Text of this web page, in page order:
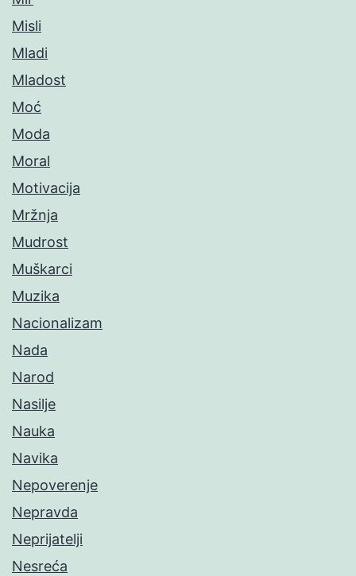
Misli
Mladi
Mladost
Moć
Moda
Moral
Motivacija
Mržnja
Mudrost
Muškarci
Muzika
Nacionalizam
Nada
Narod
Nasilje
Nauka
Navika
Nepoverenje
Nepravda
Neprijatelji
Nesreća